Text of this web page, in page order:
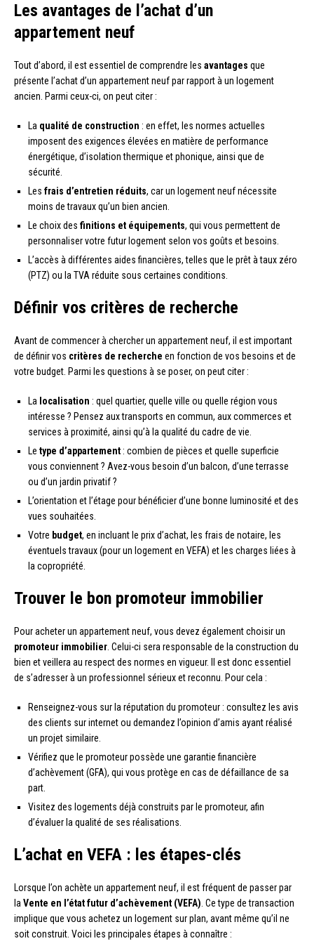
Les avantages de l’achat d’un
appartement neuf
Tout d’abord, il est essentiel de comprendre les avantages que
présente l’achat d’un appartement neuf par rapport à un logement
ancien. Parmi ceux-ci, on peut citer :
La qualité de construction : en effet, les normes actuelles
imposent des exigences élevées en matière de performance
énergétique, d’isolation thermique et phonique, ainsi que de
sécurité.
Les frais d’entretien réduits, car un logement neuf nécessite
moins de travaux qu’un bien ancien.
Le choix des finitions et équipements, qui vous permettent de
personnaliser votre futur logement selon vos goûts et besoins.
L’accès à différentes aides financières, telles que le prêt à taux zéro
(PTZ) ou la TVA réduite sous certaines conditions.
Définir vos critères de recherche
Avant de commencer à chercher un appartement neuf, il est important
de définir vos critères de recherche en fonction de vos besoins et de
votre budget. Parmi les questions à se poser, on peut citer :
La localisation : quel quartier, quelle ville ou quelle région vous
intéresse ? Pensez aux transports en commun, aux commerces et
services à proximité, ainsi qu’à la qualité du cadre de vie.
Le type d’appartement : combien de pièces et quelle superficie
vous conviennent ? Avez-vous besoin d’un balcon, d’une terrasse
ou d’un jardin privatif ?
L’orientation et l’étage pour bénéficier d’une bonne luminosité et des
vues souhaitées.
Votre budget, en incluant le prix d’achat, les frais de notaire, les
éventuels travaux (pour un logement en VEFA) et les charges liées à
la copropriété.
Trouver le bon promoteur immobilier
Pour acheter un appartement neuf, vous devez également choisir un
promoteur immobilier . Celui-ci sera responsable de la construction du
bien et veillera au respect des normes en vigueur. Il est donc essentiel
de s’adresser à un professionnel sérieux et reconnu. Pour cela :
Renseignez-vous sur la réputation du promoteur : consultez les avis
des clients sur internet ou demandez l’opinion d’amis ayant réalisé
un projet similaire.
Vérifiez que le promoteur possède une garantie financière
d’achèvement (GFA), qui vous protège en cas de défaillance de sa
part.
Visitez des logements déjà construits par le promoteur, afin
d’évaluer la qualité de ses réalisations.
L’achat en VEFA : les étapes-clés
Lorsque l’on achète un appartement neuf, il est fréquent de passer par
la Vente en l’état futur d’achèvement (VEFA) . Ce type de transaction
implique que vous achetez un logement sur plan, avant même qu’il ne
soit construit. Voici les principales étapes à connaître :